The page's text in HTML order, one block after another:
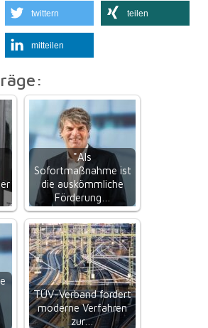
twittern teilen
mitteilen
"Als
Sofortmaßnahme ist
die auskömmliche
Förderung…
TÜV-Verband fordert
moderne Verfahren
zur…